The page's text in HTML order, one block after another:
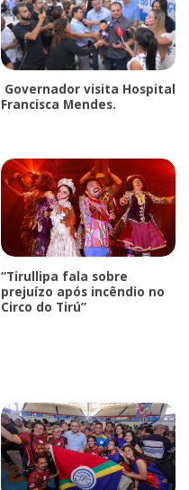
Governador visita Hospital
Francisca Mendes.
“Tirullipa fala sobre
prejuízo após incêndio no
Circo do Tirú”